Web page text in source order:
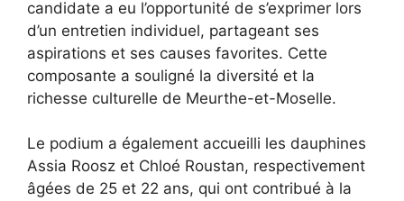
candidate a eu l’opportunité de s’exprimer lors
d’un entretien individuel, partageant ses
aspirations et ses causes favorites. Cette
composante a souligné la diversité et la
richesse culturelle de Meurthe-et-Moselle.
Le podium a également accueilli les dauphines
Assia Roosz et Chloé Roustan, respectivement
âgées de 25 et 22 ans, qui ont contribué à la